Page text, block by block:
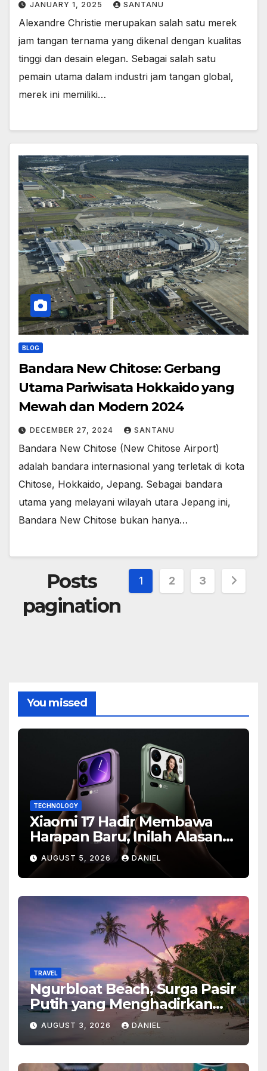
JANUARY 1, 2025 SANTANU
Alexandre Christie merupakan salah satu merek
jam tangan ternama yang dikenal dengan kualitas
tinggi dan desain elegan. Sebagai salah satu
pemain utama dalam industri jam tangan global,
merek ini memiliki…
BLOG
Bandara New Chitose: Gerbang
Utama Pariwisata Hokkaido yang
Mewah dan Modern 2024
DECEMBER 27, 2024 SANTANU
Bandara New Chitose (New Chitose Airport)
adalah bandara internasional yang terletak di kota
Chitose, Hokkaido, Jepang. Sebagai bandara
utama yang melayani wilayah utara Jepang ini,
Bandara New Chitose bukan hanya…
Posts
pagination
1 2 3
You missed
TECHNOLOGY
Xiaomi 17 Hadir Membawa
Harapan Baru, Inilah Alasan
Banyak Orang Menantikan
Ponsel Flagship Ini
AUGUST 5, 2026 DANIEL
TRAVEL
Ngurbloat Beach, Surga Pasir
Putih yang Menghadirkan
Ketenangan dan Pesona
Alam Tak Terlupakan
AUGUST 3, 2026 DANIEL